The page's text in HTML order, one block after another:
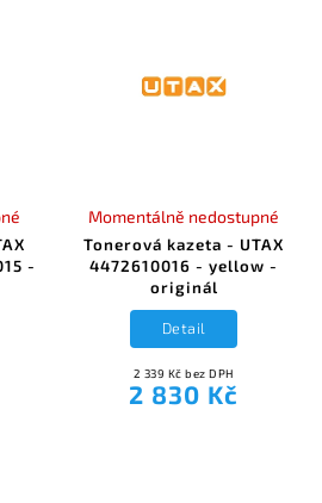
-
Tonerová kazeta - UTAX
4472610016 - yellow -
originál
Momentálně nedostupné
2 339 Kč bez DPH
2 830 Kč
Detail